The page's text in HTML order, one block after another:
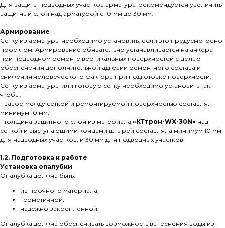
Для защиты подводных участков арматуры рекомендуется увеличить
защитный слой над арматурой с 10 мм до 30 мм.
Армирование
Сетку из арматуры необходимо установить, если это предусмотрено
проектом. Армирование обязательно устанавливается на анкера
при подводном ремонте вертикальных поверхностей с целью
обеспечения дополнительной адгезии ремонтного состава и
снижения человеческого фактора при подготовке поверхности.
Сетку из арматуры или готовую сетку необходимо установить так,
чтобы:
- зазор между сеткой и ремонтируемой поверхностью составлял
минимум 10 мм;
- толщина защитного слоя из материала «КТтрон-WX-30N» над
сеткой и выступающими концами штырей составляла минимум 10 мм
для надводных участков, и 30 мм для подводных участков.
1.2. Подготовка к работе
Установка опалубки
Опалубка должна быть:
из прочного материала;
герметичной;
надежно закрепленной.
Опалубка должна обеспечивать возможность вытеснения воды из